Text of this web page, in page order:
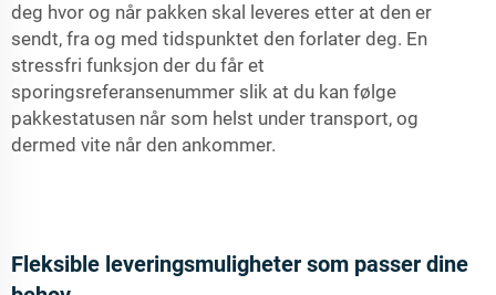
deg hvor og når pakken skal leveres etter at den er
sendt, fra og med tidspunktet den forlater deg. En
stressfri funksjon der du får et
sporingsreferansenummer slik at du kan følge
pakkestatusen når som helst under transport, og
dermed vite når den ankommer.
Fleksible leveringsmuligheter som passer dine